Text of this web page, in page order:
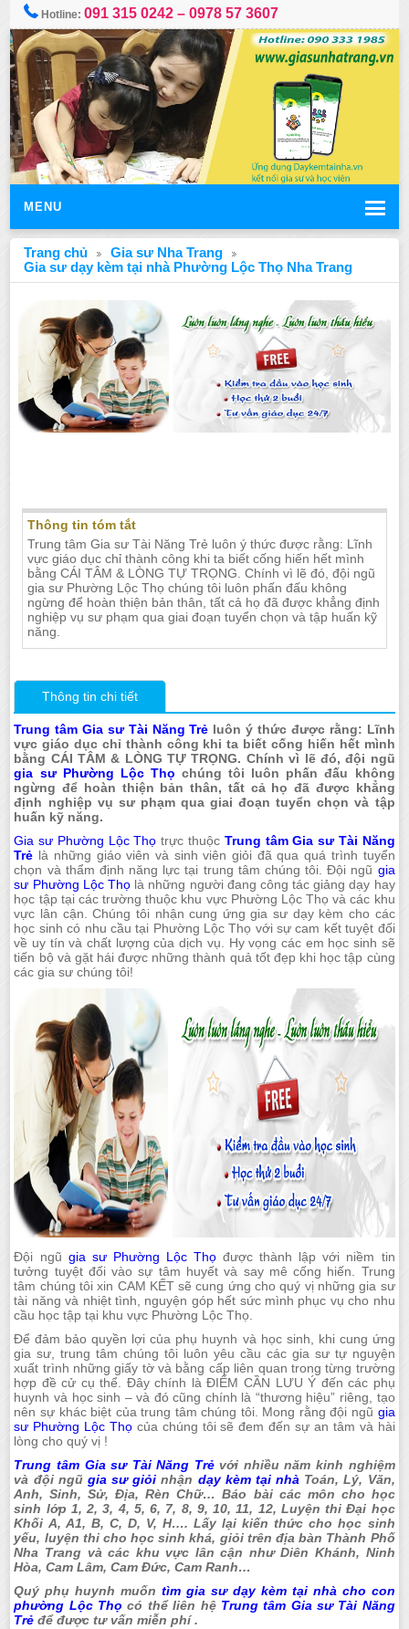
Hotline:091 315 0242 – 0978 57 3607
MENU
Trang chủ
Gia sư Nha Trang
Gia sư dạy kèm tại nhà Phường Lộc Thọ Nha Trang
Thông tin tóm tắt
Trung tâm Gia sư Tài Năng Trẻ luôn ý thức được rằng: Lĩnh
vực giáo dục chỉ thành công khi ta biết cống hiến hết mình
bằng CÁI TÂM & LÒNG TỰ TRỌNG. Chính vì lẽ đó, đội ngũ
gia sư Phường Lộc Thọ chúng tôi luôn phấn đấu không
ngừng để hoàn thiện bản thân, tất cả họ đã được khẳng định
nghiệp vụ sư phạm qua giai đoạn tuyển chọn và tập huấn kỹ
năng.
Thông tin chi tiết
Trung tâm Gia sư Tài Năng Trẻ luôn ý thức được rằng: Lĩnh
vực giáo dục chỉ thành công khi ta biết cống hiến hết mình
bằng CÁI TÂM & LÒNG TỰ TRỌNG. Chính vì lẽ đó, đội ngũ
gia sư Phường Lộc Thọ chúng tôi luôn phấn đấu không
ngừng để hoàn thiện bản thân, tất cả họ đã được khẳng
định nghiệp vụ sư phạm qua giai đoạn tuyển chọn và tập
huấn kỹ năng.
Gia sư Phường Lộc Thọ trực thuộc Trung tâm Gia sư Tài Năng
Trẻ là những giáo viên và sinh viên giỏi đã qua quá trình tuyển
chọn và thẩm định năng lực tại trung tâm chúng tôi. Đội ngũ gia
sư Phường Lộc Thọlà những người đang công tác giảng dạy hay
học tập tại các trường thuộc khu vực Phường Lộc Thọ và các khu
vực lân cận. Chúng tôi nhận cung ứng gia sư dạy kèm cho các
học sinh có nhu cầu tại Phường Lộc Thọ với sự cam kết tuyệt đối
về uy tín và chất lượng của dịch vụ. Hy vọng các em học sinh sẽ
tiến bộ và gặt hái được những thành quả tốt đẹp khi học tập cùng
các gia sư chúng tôi!
Đội ngũ gia sư Phường Lộc Thọ được thành lập với niềm tin
tưởng tuyệt đối vào sự tâm huyết và say mê cống hiến. Trung
tâm chúng tôi xin CAM KẾT sẽ cung ứng cho quý vị những gia sư
tài năng và nhiệt tình, nguyện góp hết sức mình phục vụ cho nhu
cầu học tập tại khu vực Phường Lộc Thọ.
Để đảm bảo quyền lợi của phụ huynh và học sinh, khi cung ứng
gia sư, trung tâm chúng tôi luôn yêu cầu các gia sư tự nguyện
xuất trình những giấy tờ và bằng cấp liên quan trong từng trường
hợp đề cử cụ thể. Đây chính là ĐIỂM CẦN LƯU Ý đến các phụ
huynh và học sinh – và đó cũng chính là “thương hiệu” riêng, tạo
nên sự khác biệt của trung tâm chúng tôi. Mong rằng đội ngũ gia
sư Phường Lộc Thọ của chúng tôi sẽ đem đến sự an tâm và hài
lòng cho quý vị !
Trung tâm Gia sư Tài Năng Trẻvới nhiều năm kinh nghiệm
và đội ngũ gia sư giỏi nhận dạy kèm tại nhà Toán, Lý, Văn,
Anh, Sinh, Sử, Địa, Rèn Chữ… Báo bài các môn cho học
sinh lớp 1, 2, 3, 4, 5, 6, 7, 8, 9, 10, 11, 12, Luyện thi Đại học
Khối A, A1, B, C, D, V, H…. Lấy lại kiến thức cho học sinh
yếu, luyện thi cho học sinh khá, giỏi trên địa bàn Thành Phố
Nha Trang và các khu vực lân cận như Diên Khánh, Ninh
Hòa, Cam Lâm, Cam Đức, Cam Ranh…
Quý phụ huynh muốntìm gia sư dạy kèm tại nhà cho con
phường Lộc Thọ có thể liên hệ Trung tâm Gia sư Tài Năng
Trẻ để được tư vấn miễn phí .